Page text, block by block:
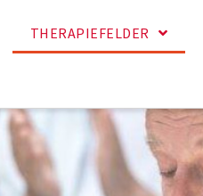
THERAPIEFELDER